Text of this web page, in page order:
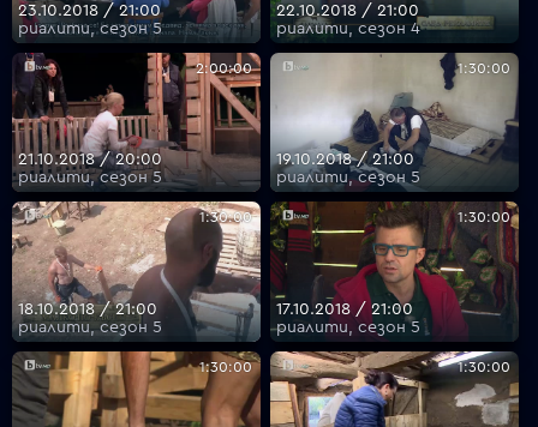
23.10.2018 / 21:00
риалити, сезон 5
22.10.2018 / 21:00
риалити, сезон 4
2:00:00
21.10.2018 / 20:00
риалити, сезон 5
1:30:00
19.10.2018 / 21:00
риалити, сезон 5
1:30:00
18.10.2018 / 21:00
риалити, сезон 5
1:30:00
17.10.2018 / 21:00
риалити, сезон 5
1:30:00 1:30:00